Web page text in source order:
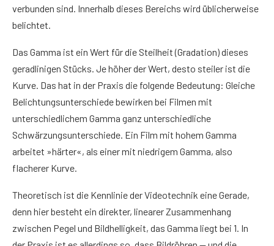
verbunden sind. Innerhalb dieses Bereichs wird üblicherweise
belichtet.
Das Gamma ist ein Wert für die Steilheit (Gradation) dieses
geradlinigen Stücks. Je höher der Wert, desto steiler ist die
Kurve. Das hat in der Praxis die folgende Bedeutung: Gleiche
Belichtungsunterschiede bewirken bei Filmen mit
unterschiedlichem Gamma ganz unterschiedliche
Schwärzungsunterschiede. Ein Film mit hohem Gamma
arbeitet »härter«, als einer mit niedrigem Gamma, also
flacherer Kurve.
Theoretisch ist die Kennlinie der Videotechnik eine Gerade,
denn hier besteht ein direkter, linearer Zusammenhang
zwischen Pegel und Bildhelligkeit, das Gamma liegt bei 1. In